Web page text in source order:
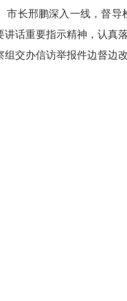
市长邢鹏深入一线，督
讲话重要指示精神，认真
组交办信访举报件边督边